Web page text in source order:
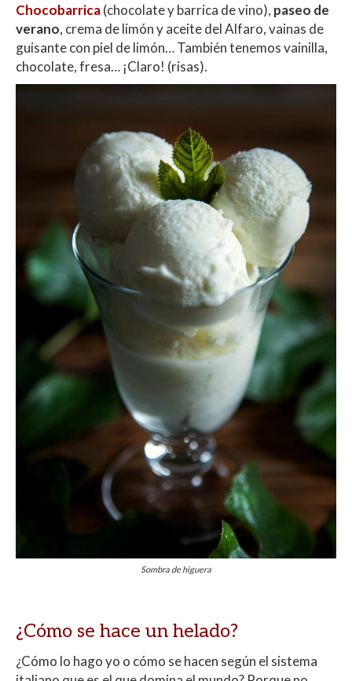
Chocobarrica(chocolate y barrica de vino), paseo de
verano, crema de limón y aceite del Alfaro, vainas de
guisante con piel de limón… También tenemos vainilla,
chocolate, fresa… ¡Claro! (risas).
Sombra de higuera
¿Cómo se hace un helado?
¿Cómo lo hago yo o cómo se hacen según el sistema